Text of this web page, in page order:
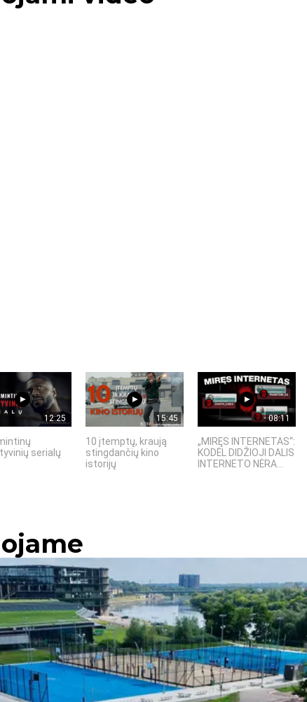
12:25
serialų
15:45
10 įtemptų, kraują
stingdančių kino
istorijų
08:11
„MIRĘS INTERNETAS“:
KODĖL DIDŽIOJI DALIS
INTERNETO NĖRA...